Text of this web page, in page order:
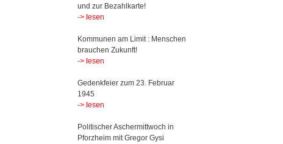
und zur Bezahlkarte!
-> lesen
Kommunen am Limit : Menschen
brauchen Zukunft!
-> lesen
Gedenkfeier zum 23. Februar
1945
-> lesen
Politischer Aschermittwoch in
Pforzheim mit Gregor Gysi